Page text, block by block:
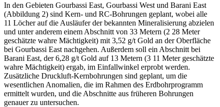
In den Gebieten Gourbassi East, Gourbassi West und Barani East
(Abbildung 2) sind Kern- und RC-Bohrungen geplant, wobei alle
11 Löcher auf die Ausläufer der bekannten Mineralisierung abzielen
und unter anderem einem Abschnitt von 33 Metern (2 28 Meter
geschätzte wahre Mächtigkeit) mit 3,52 g/t Gold an der Oberfläche
bei Gourbassi East nachgehen. Außerdem soll ein Abschnitt bei
Barani East, der 6,28 g/t Gold auf 13 Metern (3 11 Meter geschätzte
wahre Mächtigkeit) ergab, im Einfallwinkel erprobt werden.
Zusätzliche Druckluft-Kernbohrungen sind geplant, um die
wesentlichen Anomalien, die im Rahmen des Erdbohrprogramm
ermittelt wurden, und die Abschnitte aus früheren Bohrungen
genauer zu untersuchen.